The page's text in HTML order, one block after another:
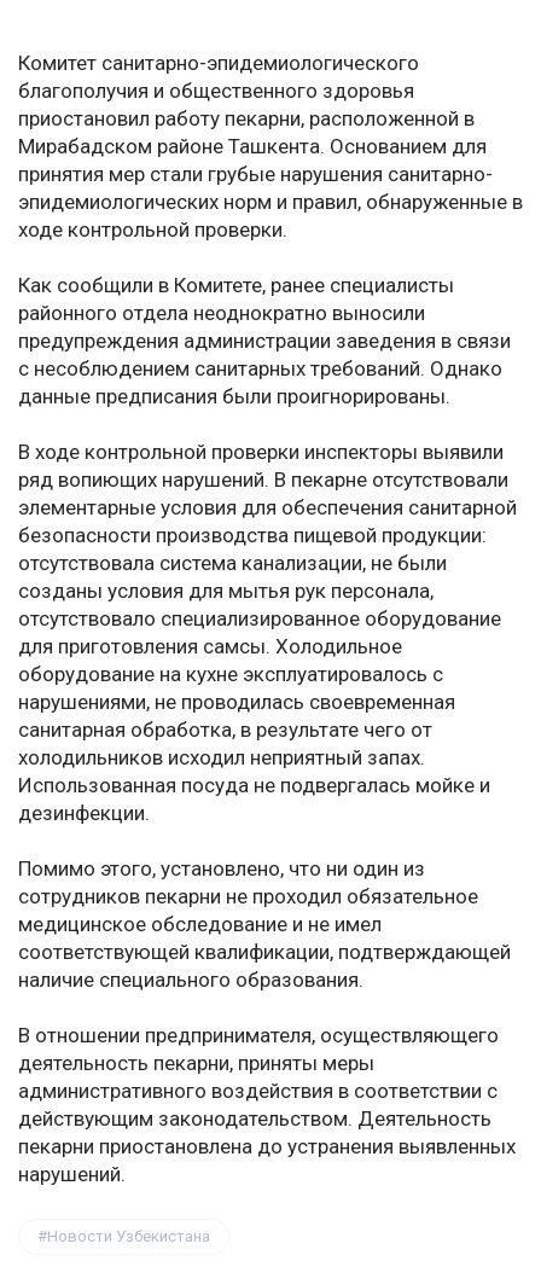
Комитет санитарно-эпидемиологического
благополучия и общественного здоровья
приостановил работу пекарни, расположенной в
Мирабадском районе Ташкента. Основанием для
принятия мер стали грубые нарушения санитарно-
эпидемиологических норм и правил, обнаруженные в
ходе контрольной проверки.
Как сообщили в Комитете, ранее специалисты
районного отдела неоднократно выносили
предупреждения администрации заведения в связи
с несоблюдением санитарных требований. Однако
данные предписания были проигнорированы.
В ходе контрольной проверки инспекторы выявили
ряд вопиющих нарушений. В пекарне отсутствовали
элементарные условия для обеспечения санитарной
безопасности производства пищевой продукции:
отсутствовала система канализации, не были
созданы условия для мытья рук персонала,
отсутствовало специализированное оборудование
для приготовления самсы. Холодильное
оборудование на кухне эксплуатировалось с
нарушениями, не проводилась своевременная
санитарная обработка, в результате чего от
холодильников исходил неприятный запах.
Использованная посуда не подвергалась мойке и
дезинфекции.
Помимо этого, установлено, что ни один из
сотрудников пекарни не проходил обязательное
медицинское обследование и не имел
соответствующей квалификации, подтверждающей
наличие специального образования.
В отношении предпринимателя, осуществляющего
деятельность пекарни, приняты меры
административного воздействия в соответствии с
действующим законодательством. Деятельность
пекарни приостановлена до устранения выявленных
нарушений.
Новости Узбекистана